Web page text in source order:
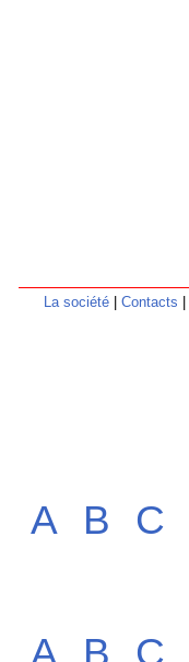
La société Contacts
A B C
A B C